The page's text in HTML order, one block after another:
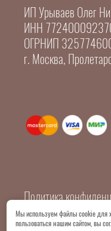
ИП Урываев Олег
ИНН
ОГРНИП
г. Москва,
Политика
Мы используем файлы cookie для
пользоваться нашим сайтом, вы